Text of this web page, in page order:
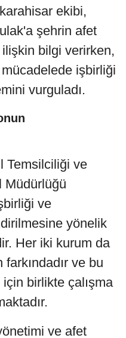
ekibi,
şehrin afet
bilgi verirken,
işbirliği
vurguladı.
Temsilciliği ve
Müdürlüğü
ve
yönelik
Her iki kurum da
ve bu
birlikte çalışma
ve afet